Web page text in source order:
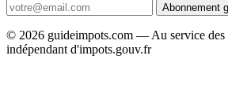
Abonnement
© 2026 guideimpots.com — Au service
indépendant d'impots.gouv.fr